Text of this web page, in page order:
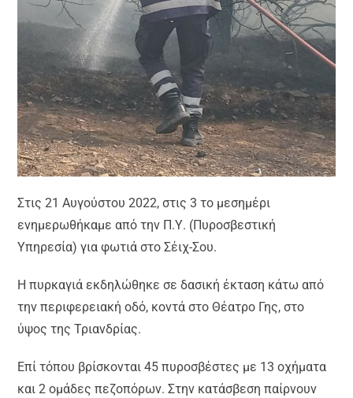
Στις 21 Αυγούστου 2022, στις 3 το μεσημέρι
ενημερωθήκαμε από την Π.Υ. (Πυροσβεστική
Υπηρεσία) για φωτιά στο Σέιχ-Σου.
Η πυρκαγιά εκδηλώθηκε σε δασική έκταση κάτω από
την περιφερειακή οδό, κοντά στο Θέατρο Γης, στο
ύψος της Τριανδρίας.
Επί τόπου βρίσκονται 45 πυροσβέστες με 13 οχήματα
και 2 ομάδες πεζοπόρων. Στην κατάσβεση παίρνουν